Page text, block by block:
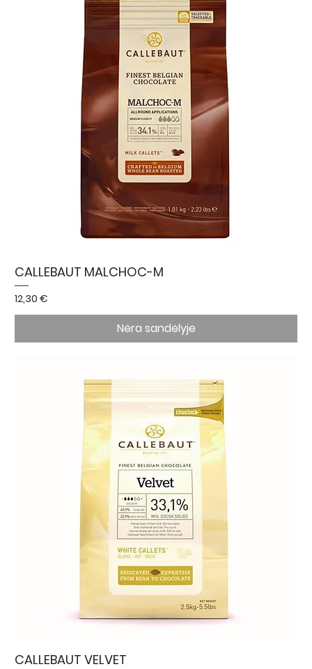
CALLEBAUT MALCHOC-M
Kaina
12,30 €
Nėra sandėlyje
CALLEBAUT VELVET